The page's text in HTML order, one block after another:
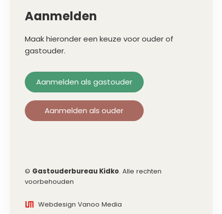
Aanmelden
Maak hieronder een keuze voor ouder of
gastouder.
Aanmelden als gastouder
Aanmelden als ouder
© Gastouderbureau Kidko. Alle rechten
voorbehouden
Webdesign Vanoo Media